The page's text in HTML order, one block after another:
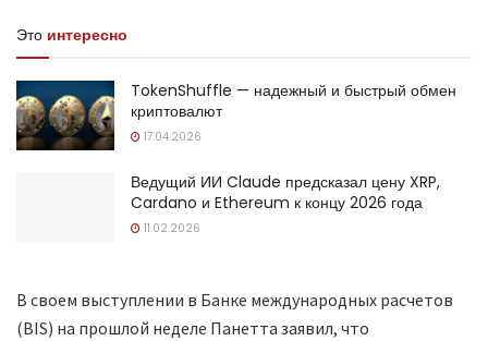
Это интересно
TokenShuffle — надежный и быстрый обмен
криптовалют
17.04.2026
Ведущий ИИ Claude предсказал цену XRP,
Cardano и Ethereum к концу 2026 года
11.02.2026
В своем выступлении в Банке международных расчетов
(BIS) на прошлой неделе Панетта заявил, что